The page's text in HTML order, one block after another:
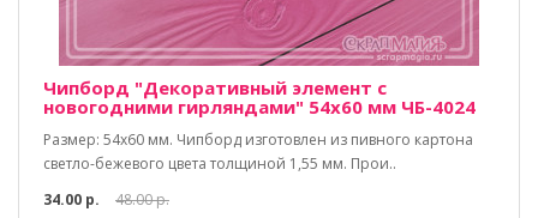
Чипборд "Декоративный элемент с
новогодними гирляндами" 54х60 мм ЧБ-4024
Размер: 54х60 мм. Чипборд изготовлен из пивного картона
светло-бежевого цвета толщиной 1,55 мм. Прои..
34.00 р.
48.00 р.